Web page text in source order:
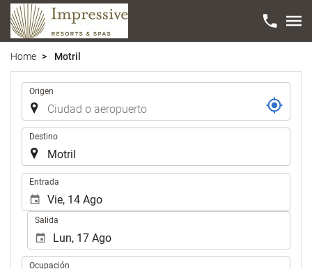
Home Motril
Trayecto
Origen
Destino
Entrada
Salida
Ocupación
Ocupación